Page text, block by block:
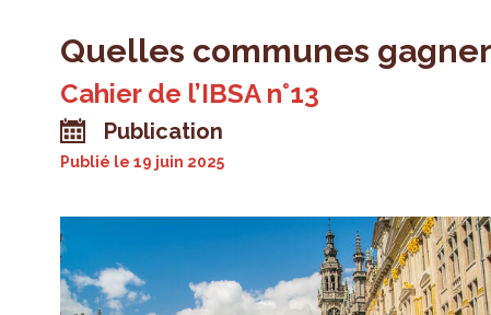
Quelles communes
Cahier de l’IBSA n°13
Publication
Publié le19 juin 2025